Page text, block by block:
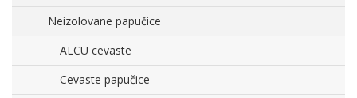
Neizolovane papučice
ALCU cevaste
Cevaste papučice